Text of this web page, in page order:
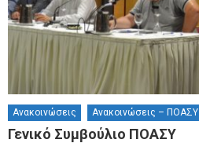
Ανακοινώσεις Ανακοινώσεις – ΠΟΑΣΥ
Γενικό Συμβούλιο ΠΟΑΣΥ